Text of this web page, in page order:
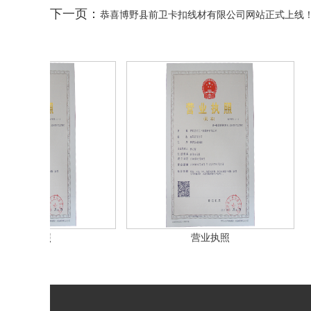
下一页： 恭喜博野县前卫卡扣线材有限公司网站正式上线！
营业执照